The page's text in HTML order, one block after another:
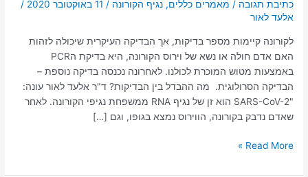
כתיבת תגובה / מאמרים כללים,נגיף הקורונה / 11 באוקטובר 2020
/
אלעד לאור
לקורונה קיימות מספר בדיקות, אך הבדיקה העיקרית שיכולה לזהות
האם אדם חולה או נשא של וירוס הקורונה, היא בדיקת הPCR
באמצעות מטוש המוכרת לכולנו. לאחרונה נכנסה בדיקה נוספת –
הבדיקה הסרולוגית. מה ההבדל בין הבדיקות? ד"ר אלעד לאור עונה:
"SARS-CoV-2 הוא זן של נגיף RNA ממשפחת נגיפי הקורונה. לאחר
שאדם נדבק בקורונה, הווירוס נמצא בגופו, וגם […]
Read More »